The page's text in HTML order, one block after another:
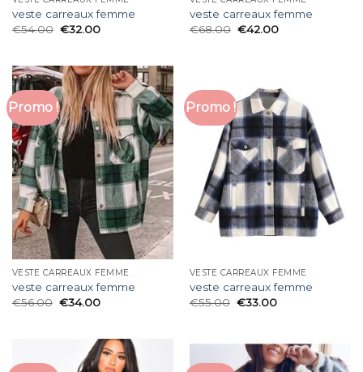
veste carreaux femme
€54.00 €32.00
veste carreaux femme
€68.00 €42.00
Promo !
VESTE CARREAUX FEMME
veste carreaux femme
€56.00 €34.00
Promo !
VESTE CARREAUX FEMME
veste carreaux femme
€55.00 €33.00